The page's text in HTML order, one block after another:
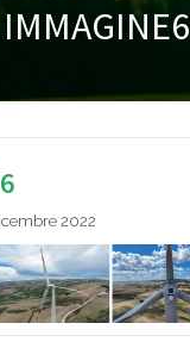
IMMAGINE6
2022